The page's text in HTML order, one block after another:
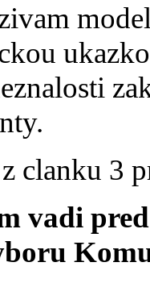
clanku 3
vadi